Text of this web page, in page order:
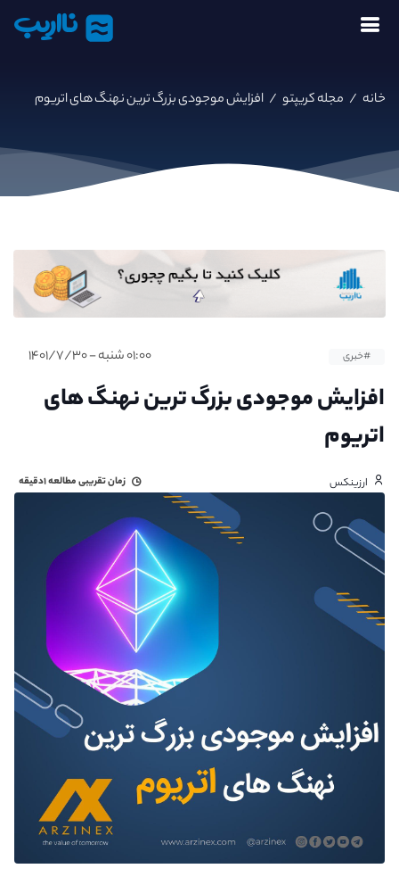
نااریب
خانه / مجله کریپتو / افزایش موجودی بزرگ‌ ترین نهنگ‌ های اتریوم
#خبری ۰۱:۰۰ شنبه - ۱۴۰۱/۷/۳۰
افزایش موجودی بزرگ‌ ترین نهنگ‌ های
اتریوم
ارزینکس زمان تقریبی مطالعه۱دقیقه